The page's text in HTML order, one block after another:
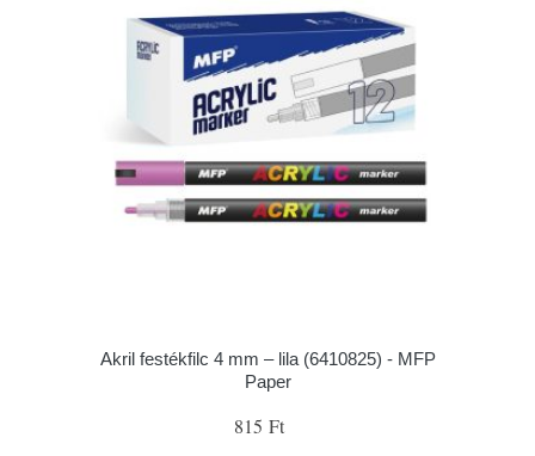
Akril festékfilc 4 mm – lila (6410825) - MFP
Paper
815 Ft